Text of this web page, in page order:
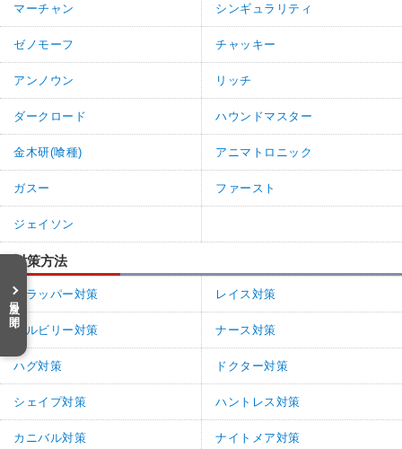
目次を開く
マーチャン シンギュラリティ
ゼノモーフ チャッキー
アンノウン リッチ
ダークロード ハウンドマスター
金木研(喰種) アニマトロニック
ガスー ファースト
ジェイソン
対策方法
トラッパー対策 レイス対策
ヒルビリー対策 ナース対策
ハグ対策 ドクター対策
シェイプ対策 ハントレス対策
カニバル対策 ナイトメア対策